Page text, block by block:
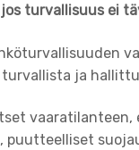
turvallisuus ei
ja
vaaratilanteen,
puutteelliset